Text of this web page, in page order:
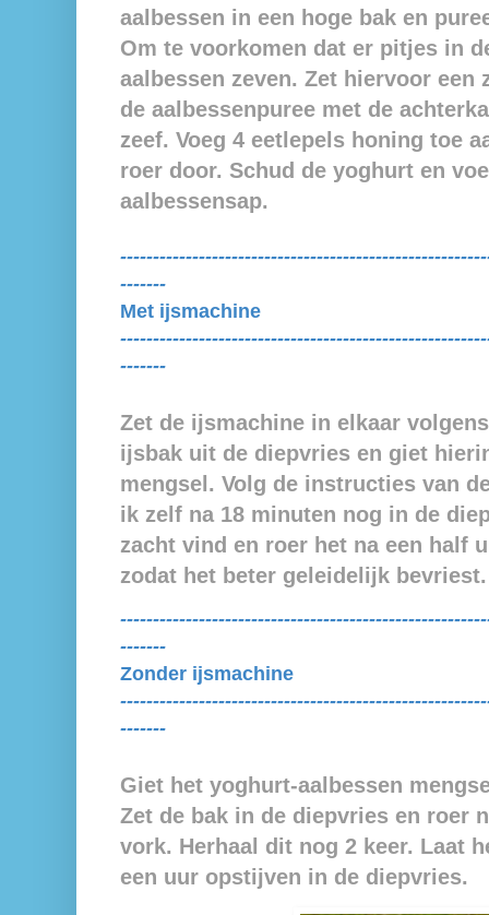
aalbessen in een hoge bak en
Om te voorkomen dat er pitjes in
aalbessen zeven. Zet hiervoor een
de aalbessenpuree met de
zeef. Voeg 4 eetlepels honing toe
roer door. Schud de yoghurt en
aalbessensap.
-------
Met ijsmachine
-------
Zet de ijsmachine in elkaar
ijsbak uit de diepvries en giet
mengsel. Volg de instructies van
ik zelf na 18 minuten nog in de
zacht vind en roer het na een half
zodat het beter geleidelijk
-------
Zonder ijsmachine
-------
Giet het yoghurt-aalbessen
Zet de bak in de diepvries en roer
vork. Herhaal dit nog 2 keer. Laat
een uur opstijven in de diepvries.